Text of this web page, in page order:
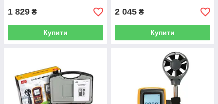
1 829 ₴
Купити
2 045 ₴
Купити